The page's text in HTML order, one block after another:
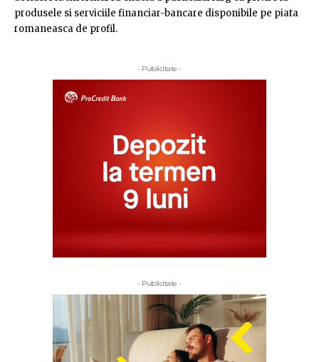
produsele si serviciile financiar-bancare disponibile pe piata
romaneasca de profil.
- Publicitate -
- Publicitate -